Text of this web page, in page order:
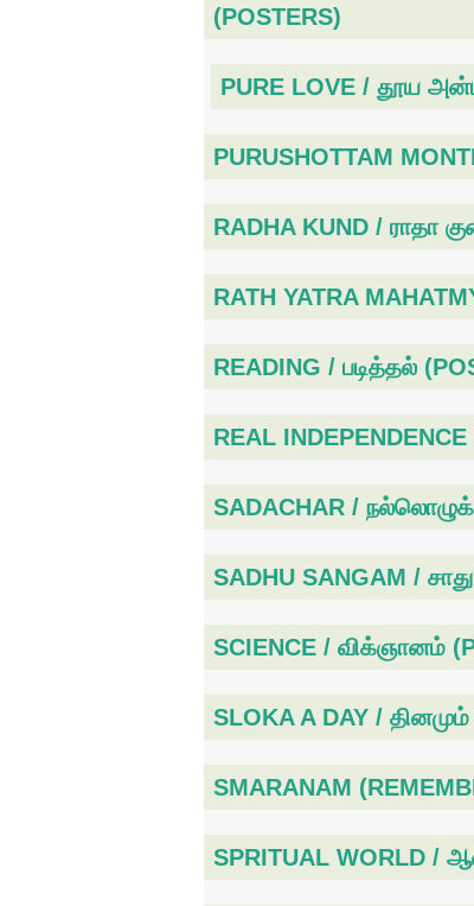
(POSTERS)
PURE LOVE / தூய
PURUSHOTTAM
RADHA KUND / ராதா
RATH YATRA
READING / படித்தல்
REAL
SADACHAR /
SADHU SANGAM /
SCIENCE / விக்ஞானம்
SLOKA A DAY /
SMARANAM
SPRITUAL WORLD /